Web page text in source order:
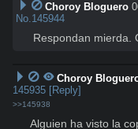
Choroy Bloguero
No.145944
Respondan mierda.
Choroy
145935 [Reply]
>>145938
Alguien ha visto la